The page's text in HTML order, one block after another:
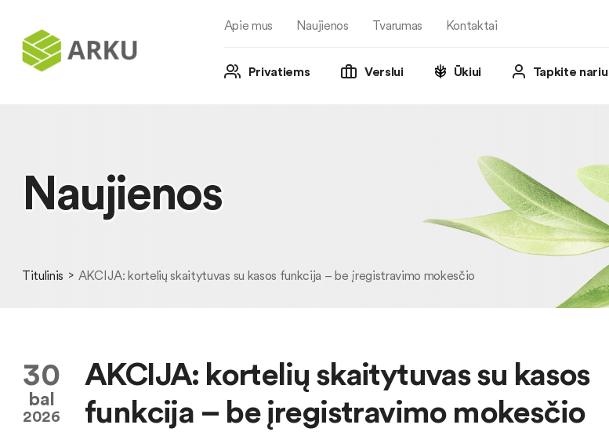
Apie mus Naujienos Tvarumas Kontaktai
Privatiems Verslui Ūkiui Tapkite nariu
Naujienos
Titulinis AKCIJA: kortelių skaitytuvas su kasos funkcija – be įregistravimo mokesčio
30
bal
2026
AKCIJA: kortelių skaitytuvas su kasos
funkcija – be įregistravimo mokesčio